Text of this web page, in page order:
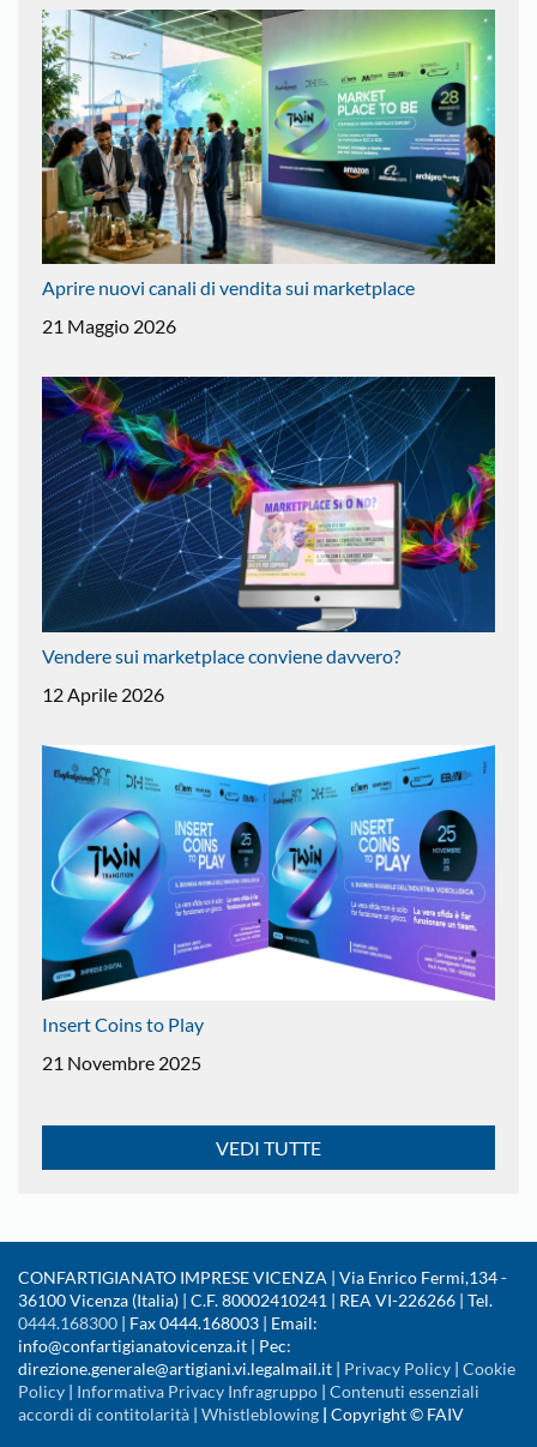
Aprire nuovi canali di vendita sui marketplace
21 Maggio 2026
Vendere sui marketplace conviene davvero?
12 Aprile 2026
Insert Coins to Play
21 Novembre 2025
VEDI TUTTE
CONFARTIGIANATO IMPRESE VICENZA | Via Enrico Fermi,134 -
36100 Vicenza (Italia) | C.F. 80002410241 | REA VI-226266 | Tel.
0444.168300 | Fax 0444.168003 | Email:
info@confartigianatovicenza.it | Pec:
direzione.generale@artigiani.vi.legalmail.it | Privacy Policy | Cookie
Policy | Informativa Privacy Infragruppo | Contenuti essenziali
accordi di contitolarità | Whistleblowing | Copyright © FAIV